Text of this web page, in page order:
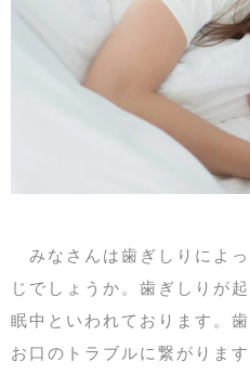
みなさんは歯ぎしりによ
じでしょうか。歯ぎしりが
眠中といわれております。
お口のトラブルに繋がりま